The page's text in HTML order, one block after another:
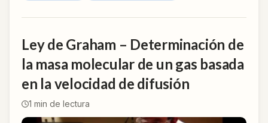
Ley de Graham – Determinación de
la masa molecular de un gas basada
en la velocidad de difusión
1 min de lectura